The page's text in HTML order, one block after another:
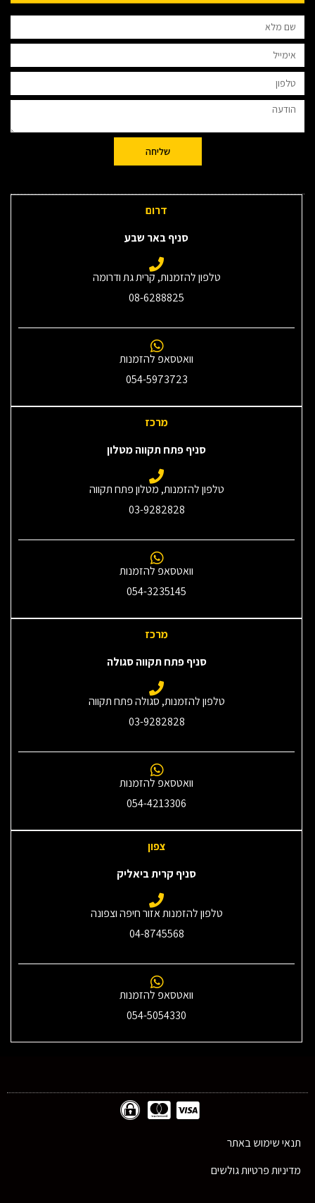
שליחה
דרום
סניף באר שבע
טלפון להזמנות, קרית גת ודרומה
08-6288825
וואטסאפ להזמנות
054-5973723
מרכז
סניף פתח תקווה מטלון
טלפון להזמנות, מטלון פתח תקווה
03-9282828
וואטסאפ להזמנות
054-3235145‎
מרכז
סניף פתח תקווה סגולה
טלפון להזמנות, סגולה פתח תקווה
03-9282828
וואטסאפ להזמנות
054-4213306
צפון
סניף קרית ביאליק
טלפון להזמנות אזור חיפה וצפונה
04-8745568
וואטסאפ להזמנות
054-5054330
תנאי שימוש באתר
מדיניות פרטיות גולשים